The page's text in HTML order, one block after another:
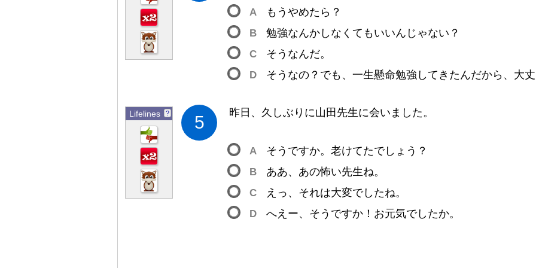
A もうやめたら ？
B
勉強なんかしなくてもいいんじゃない ？
C
そうなんだ。
D
そうなの ？ でも、 一生懸命勉強 してきたんだから、 大丈
Lifelines ? 5 昨 日 、 久 しぶりに山 田 先生に会いました。
A そうですか。 老けてたでしょう ？
B
ああ、あの怖い先生ね。
C
えっ、それは大変でしたね。
D
へえー、そうですか ！ お元気でしたか。